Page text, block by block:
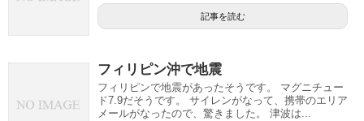
記事を読む
フィリピン沖で地震
フィリピンで地震があったそうです。 マグニチュー
ド7.9だそうです。 サイレンがなって、携帯のエリア
メールがなったので、驚きました。 津波は...